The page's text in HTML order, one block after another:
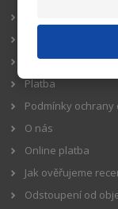
Doprava
Platba
Podmínky ochrany
O nás
Online platba
Jak ověřujeme
Odstoupení od